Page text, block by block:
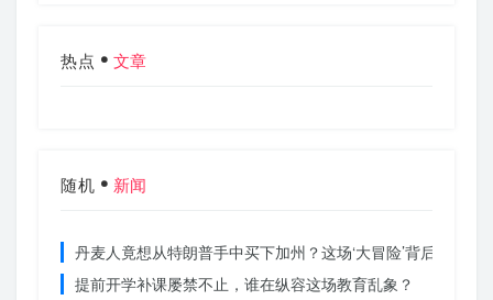
热点 文章
随机 新闻
丹麦人竟想从特朗普手中买下加州？这场‘大冒险’背后藏着什
提前开学补课屡禁不止，谁在纵容这场教育乱象？